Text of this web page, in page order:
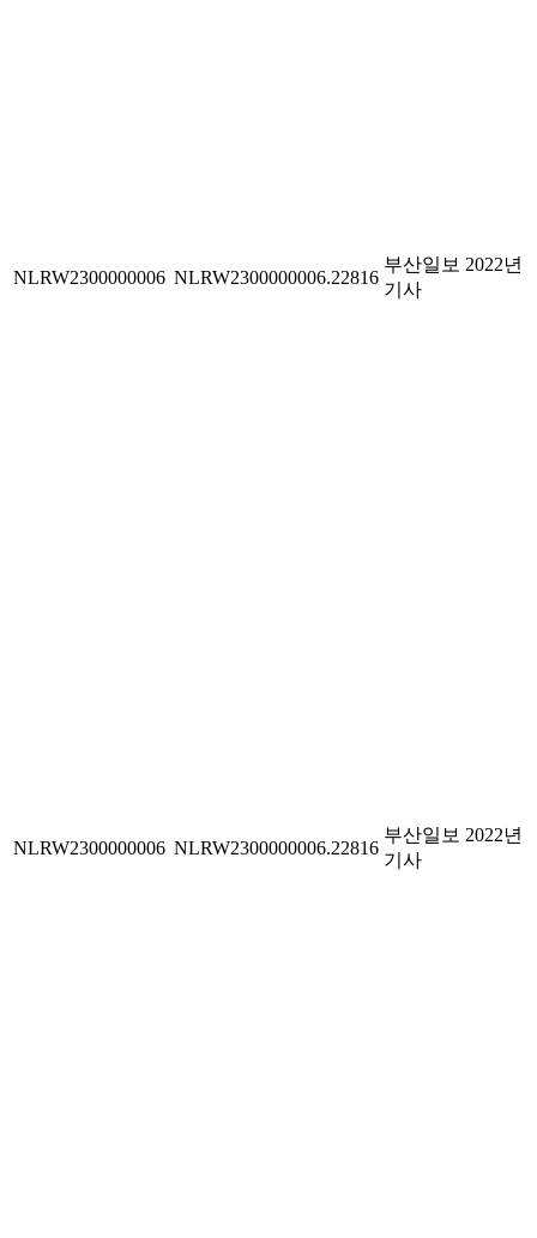
NLRW2300000006 NLRW2300000006.22816
부산일보 2022년
기사
NLRW2300000006 NLRW2300000006.22816
부산일보 2022년
기사